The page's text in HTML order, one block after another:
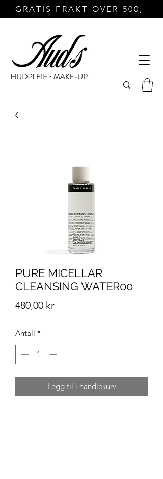
GRATIS FRAKT OVER 500,-
PURE MICELLAR
CLEANSING WATER00
480,00 krPris
Antall *
Legg til i handlekurv